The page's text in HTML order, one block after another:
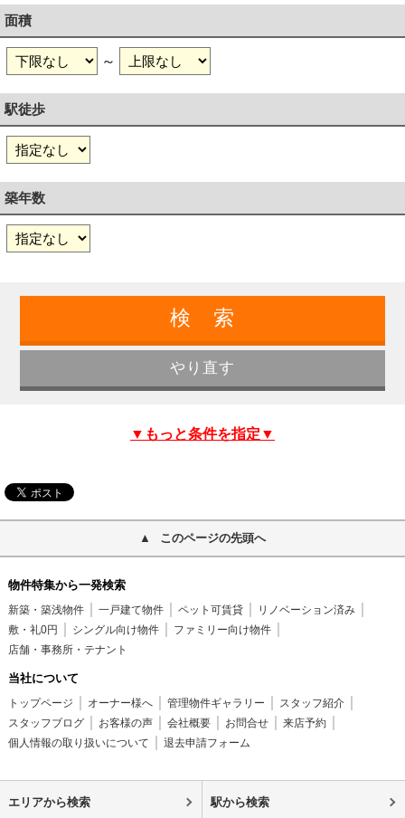
面積
～
駅徒歩
築年数
▼もっと条件を指定▼
このページの先頭へ
物件特集から一発検索
新築・築浅物件 一戸建て物件 ペット可賃貸
リノベーション済み
敷・礼0円
シングル向け物件
ファミリー向け物件
店舗・事務所・テナント
当社について
トップページ オーナー様へ 管理物件ギャラリー
スタッフ紹介
スタッフブログ
お客様の声 会社概要 お問合せ
来店予約
個人情報の取り扱いについて
退去申請フォーム
エリアから検索 駅から検索